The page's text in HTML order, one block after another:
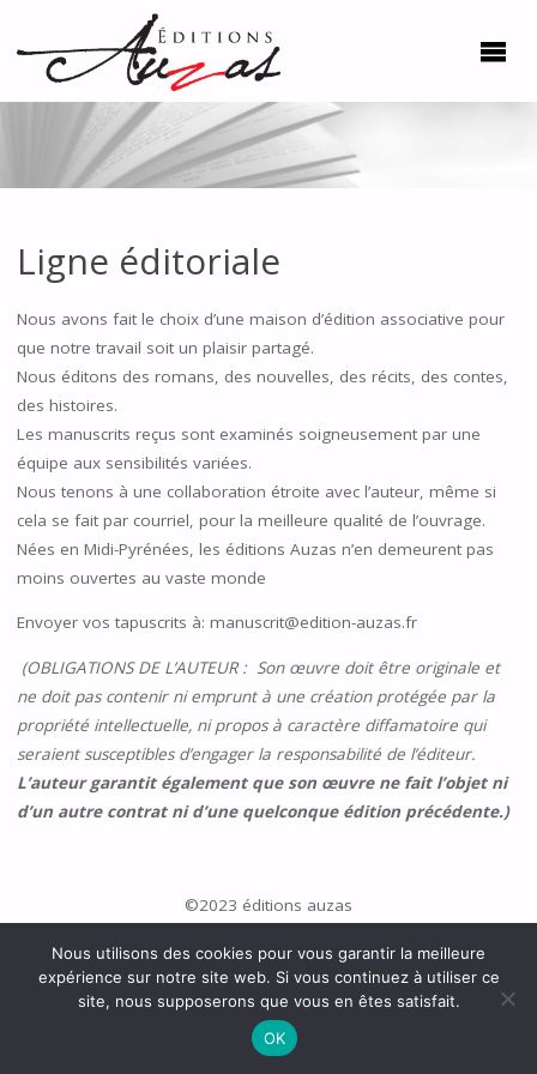
Ligne éditoriale
Nous avons fait le choix d’une maison d’édition associative pour
que notre travail soit un plaisir partagé.
Nous éditons des romans, des nouvelles, des récits, des contes,
des histoires.
Les manuscrits reçus sont examinés soigneusement par une
équipe aux sensibilités variées.
Nous tenons à une collaboration étroite avec l’auteur, même si
cela se fait par courriel, pour la meilleure qualité de l’ouvrage.
Nées en Midi-Pyrénées, les éditions Auzas n’en demeurent pas
moins ouvertes au vaste monde
Envoyer vos tapuscrits à: manuscrit@edition-auzas.fr
(OBLIGATIONS DE L’AUTEUR : Son œuvre doit être originale et
ne doit pas contenir ni emprunt à une création protégée par la
propriété intellectuelle, ni propos à caractère diffamatoire qui
seraient susceptibles d’engager la responsabilité de l’éditeur.
L’auteur garantit également que son œuvre ne fait l’objet ni
d’un autre contrat ni d’une quelconque édition précédente.)
©2023 éditions auzas
©2023 éditions auzas
Nous utilisons des cookies pour vous garantir la meilleure
expérience sur notre site web. Si vous continuez à utiliser ce
site, nous supposerons que vous en êtes satisfait.
OK